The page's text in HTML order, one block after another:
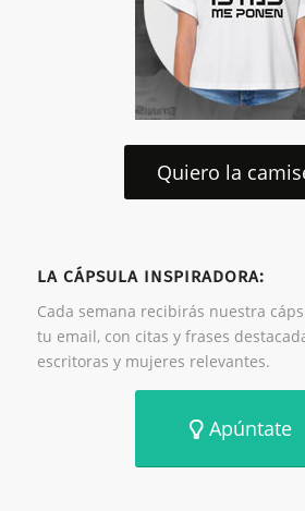
Quiero la
LA CÁPSULA INSPIRADORA:
Cada semana recibirás nuestra
tu email, con citas y frases
escritoras y mujeres relevantes.
Apúntate